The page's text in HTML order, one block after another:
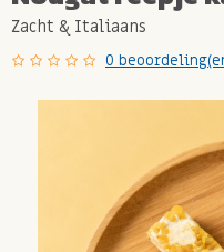
Zacht & Italiaans
0